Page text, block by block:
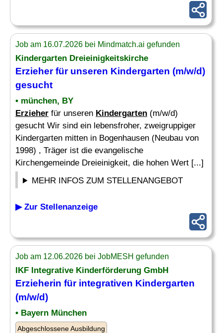
Job am 16.07.2026 bei Mindmatch.ai gefunden
Kindergarten Dreieinigkeitskirche
Erzieherfür unseren Kindergarten (m/w/d)
gesucht
• münchen, BY
Erzieher für unseren Kindergarten (m/w/d)
gesucht Wir sind ein lebensfroher, zweigruppiger
Kindergarten mitten in Bogenhausen (Neubau von
1998) , Träger ist die evangelische
Kirchengemeinde Dreieinigkeit, die hohen Wert [...]
MEHR INFOS ZUM STELLENANGEBOT
▶ Zur Stellenanzeige
Job am 12.06.2026 bei JobMESH gefunden
IKF Integrative Kinderförderung GmbH
Erzieherin für integrativen Kindergarten
(m/w/d)
• Bayern München
Abgeschlossene Ausbildung